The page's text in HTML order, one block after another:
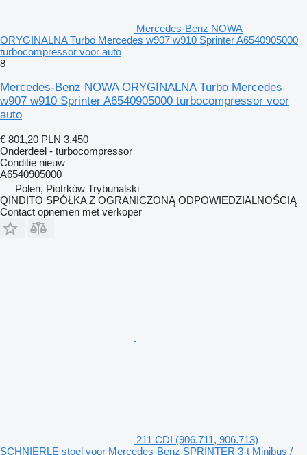
Mercedes-Benz NOWA
ORYGINALNA Turbo Mercedes w907 w910 Sprinter A6540905000
turbocompressor voor auto
8
Mercedes-Benz NOWA ORYGINALNA Turbo Mercedes
w907 w910 Sprinter A6540905000 turbocompressor voor
auto
€ 801,20 PLN 3.450
Onderdeel - turbocompressor
Conditie nieuw
A6540905000
Polen, Piotrków Trybunalski
QINDITO SPÓŁKA Z OGRANICZONĄ ODPOWIEDZIALNOŚCIĄ
Contact opnemen met verkoper
211 CDI (906.711, 906.713)
SCHNIERLE stoel voor Mercedes-Benz SPRINTER 3-t Minibus /